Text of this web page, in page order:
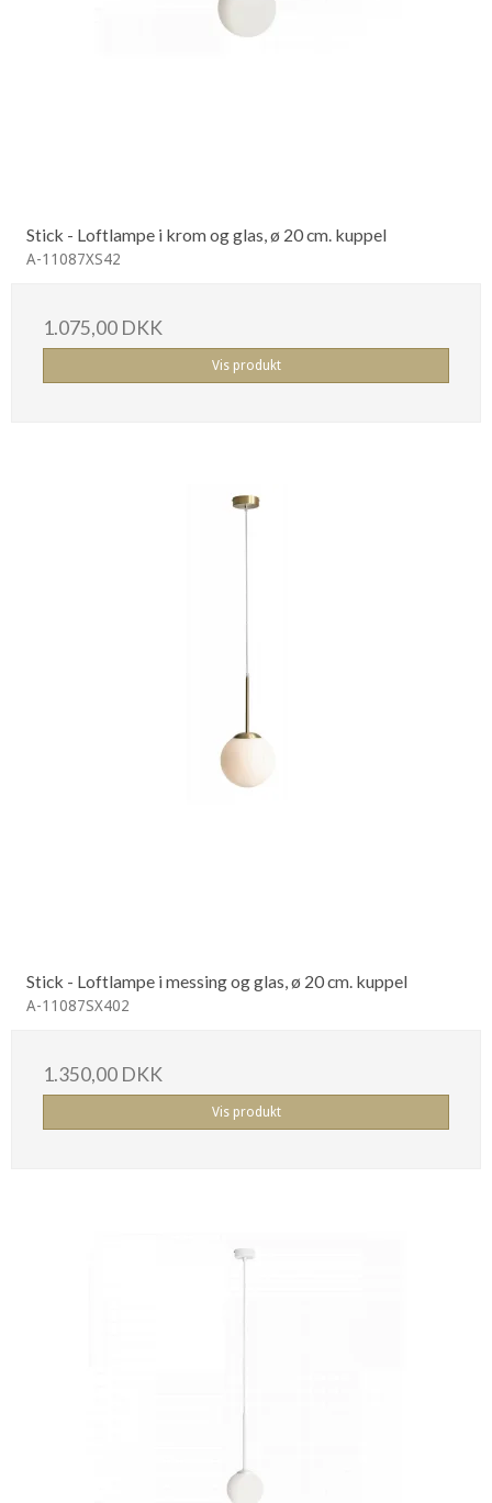
Stick - Loftlampe i krom og glas, ø 20 cm. kuppel
A-11087XS42
1.075,00 DKK
Vis produkt
Stick - Loftlampe i messing og glas, ø 20 cm. kuppel
A-11087SX402
1.350,00 DKK
Vis produkt